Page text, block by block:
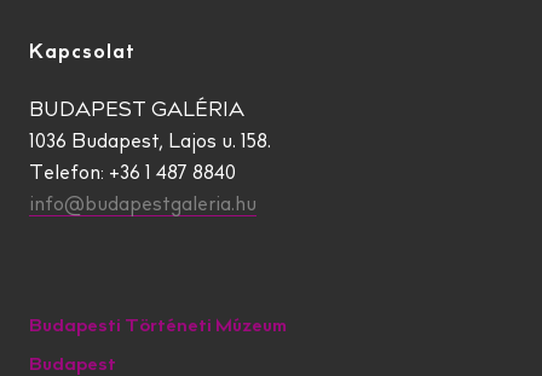
Kapcsolat
BUDAPEST GALÉRIA
1036 Budapest, Lajos u. 158.
Telefon: +36 1 487 8840
info@budapestgaleria.hu
Budapesti Történeti Múzeum
Budapest